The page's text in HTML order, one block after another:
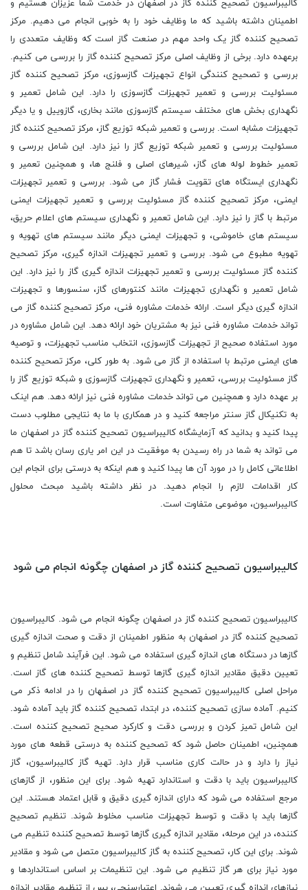
کالیبراسیون تصحیح کننده گاز در اصفهان چگونه انجام می شود
کالیبراسیون تصحیح کننده گاز در اصفهان چگونه انجام می شود. کالیبراسیون
تصحیح کننده گاز در اصفهان به منظور اطمینان از دقت و صحت اندازه گیری
گازها در دستگاه های اندازه گیری استفاده می شود. این فرآیند شامل تنظیم و
تعیین دقیق مقادیر اندازه گیری گازها توسط تصحیح کننده های گاز است.
مراحل اصلی کالیبراسیون تصحیح کننده گاز در اصفهان را در ادامه ذکر می
کنیم. آماده سازی تصحیح کننده، در ابتدا، تصحیح کننده گاز باید آماده شود.
این شامل تمیز کردن و بررسی دقت و کارکرد صحیح تصحیح کننده است.
همچنین، اطمینان حاصل شود که تصحیح کننده به درستی قطعه های مورد
نیاز را دارد و در حالت کاری مناسب قرار دارد. تهیه گاز کالیبراسیون، گاز
کالیبراسیون باید با دقت و استاندارد تهیه شود. برای این منظور، از گازهای
مرجع استفاده می شود که دارای اندازه گیری دقیق و قابل اعتماد هستند. این
گازها باید با دقت و توسط تجهیزات مناسب مخلوط شوند. تنظیم تصحیح
کننده، در این مرحله، مقادیر اندازه گیری گازها توسط تصحیح کننده تنظیم می
شوند. برای این کار، تصحیح کننده به گاز کالیبراسیون متصل می شود و مقادیر
مورد نیاز برای هر گاز تنظیم می شود. این تنظیمات بر اساس استانداردها و